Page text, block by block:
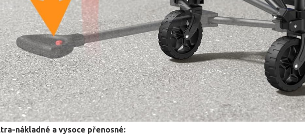
nákladné a vysoce přenosné: